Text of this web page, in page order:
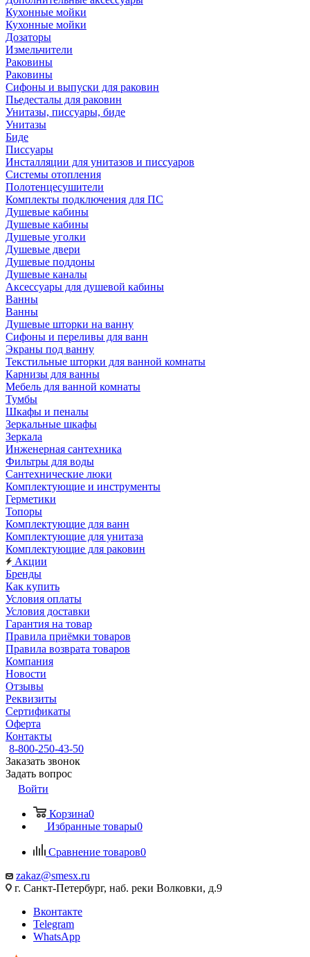
Кухонные мойки
Кухонные мойки
Дозаторы
Измельчители
Раковины
Раковины
Сифоны и выпуски для раковин
Пьедесталы для раковин
Унитазы, писсуары, биде
Унитазы
Биде
Писсуары
Инсталляции для унитазов и писсуаров
Системы отопления
Полотенцесушители
Комплекты подключения для ПС
Душевые кабины
Душевые кабины
Душевые уголки
Душевые двери
Душевые поддоны
Душевые каналы
Аксессуары для душевой кабины
Ванны
Ванны
Душевые шторки на ванну
Сифоны и переливы для ванн
Экраны под ванну
Текстильные шторки для ванной комнаты
Карнизы для ванны
Мебель для ванной комнаты
Тумбы
Шкафы и пеналы
Зеркальные шкафы
Зеркала
Инженерная сантехника
Фильтры для воды
Сантехнические люки
Комплектующие и инструменты
Герметики
Топоры
Комплектующие для ванн
Комплектующие для унитаза
Комплектующие для раковин
Акции
Бренды
Как купить
Условия оплаты
Условия доставки
Гарантия на товар
Правила приёмки товаров
Правила возврата товаров
Компания
Новости
Отзывы
Реквизиты
Сертификаты
Оферта
Контакты
8-800-250-43-50
Заказать звонок
Задать вопрос
Войти
Корзина0
Избранные товары0
Сравнение товаров0
zakaz@smesx.ru
г. Санкт-Петербург, наб. реки Волковки, д.9
Вконтакте
Telegram
WhatsApp